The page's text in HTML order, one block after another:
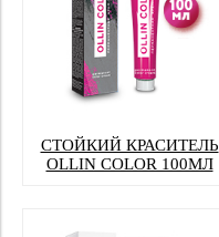
СТОЙКИЙ КРАСИТЕЛЬ
OLLIN COLOR 100МЛ